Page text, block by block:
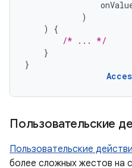
)
)
{
/* ... */
}
}
Пользовательские
Пользовательские
более сложных жестов на